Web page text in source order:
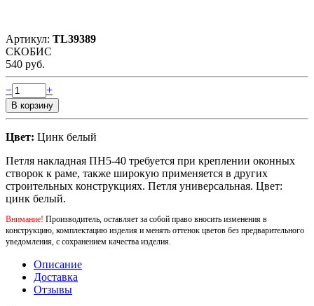
Артикул: TL39389
СКОБИС
540 руб.
− +
Цвет: Цинк белый
Петля накладная ПН5-40 требуется при креплении оконных
створок к раме, также широкую применяется в других
строительных конструкциях. Петля универсальная. Цвет:
цинк белый.
Внимание! Производитель, оставляет за собой право вносить изменения в
конструкцию, комплектацию изделия и менять оттенок цветов без предварительного
уведомления, с сохранением качества изделия.
Описание
Доставка
Отзывы